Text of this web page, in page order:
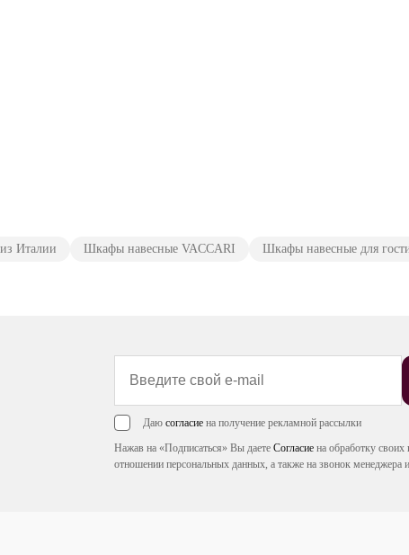
Италии Шкафы навесные VACCARI Шкафы навесные для
Даю согласиена получение рекламной рассылки
Нажав на «Подписаться» Вы даете Согласиена обработку своих
отношении персональных данных, а также на звонок менеджера